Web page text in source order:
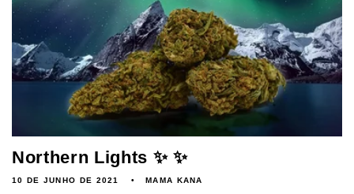
Northern Lights ✨ ✨
10 DE JUNHO DE 2021 MAMA KANA